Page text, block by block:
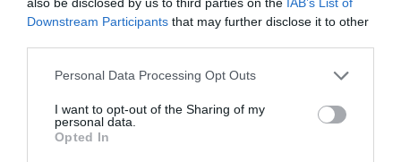
Downstream Participants that may further disclose it to other
Personal Data Processing Opt Outs
I want to opt-out of the Sharing of my
personal data.
Opted In
tractaran els actius alternatius que estan
aixecant interès inversor com són elhealthcare,
life science, o els espais esportius, alhora que es
criteris ESG, que són necessaris per revalorar els
immobles avui dia.